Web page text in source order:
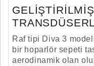
Raf tipi Diva 3
bir hoparlör sepeti
aerodinamik olan